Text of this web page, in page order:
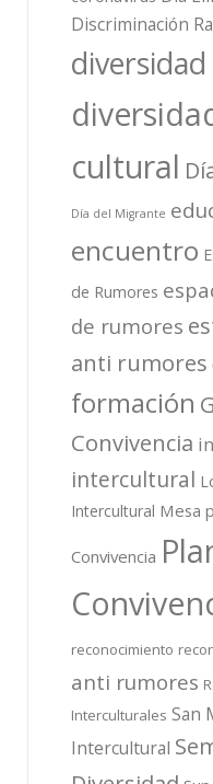
Discriminación
diversidad
cultural
Día del Migrante
encuentro
de Rumores
de rumores
anti rumores
formación
Convivencia
intercultural
Intercultural Mesa
Convivencia
reconocimiento
anti rumores
Interculturales San
Intercultural